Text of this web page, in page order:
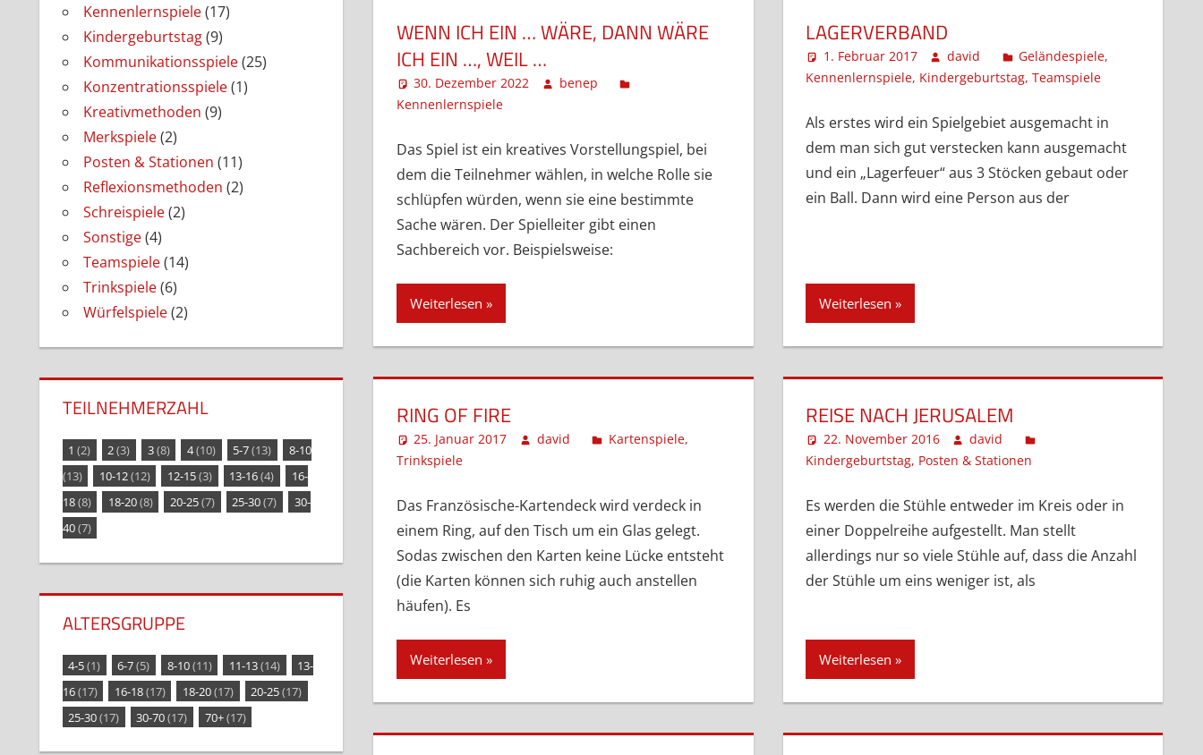
WENN ICH EIN … WÄRE, DANN WÄRE
ICH EIN …, WEIL …
30. Dezember 2022
benep
Kennenlernspiele
Das Spiel ist ein kreatives Vorstellungspiel, bei
dem die Teilnehmer wählen, in welche Rolle sie
schlüpfen würden, wenn sie eine bestimmte
Sache wären. Der Spielleiter gibt einen
Sachbereich vor. Beispielsweise:
Weiterlesen
LAGERVERBAND
1. Februar 2017 david Geländespiele,
Kennenlernspiele, Kindergeburtstag,Teamspiele
Als erstes wird ein Spielgebiet ausgemacht in
dem man sich gut verstecken kann ausgemacht
und ein „Lagerfeuer“ aus 3 Stöcken gebaut oder
ein Ball. Dann wird eine Person aus der
Weiterlesen
RING OF FIRE
25. Januar 2017 david Kartenspiele,
Trinkspiele
Das Französische-Kartendeck wird verdeck in
einem Ring, auf den Tisch um ein Glas gelegt.
Sodas zwischen den Karten keine Lücke entsteht
(die Karten können sich ruhig auch anstellen
häufen). Es
Weiterlesen
REISE NACH JERUSALEM
22. November 2016
david
Kindergeburtstag, Posten & Stationen
Es werden die Stühle entweder im Kreis oder in
einer Doppelreihe aufgestellt. Man stellt
allerdings nur so viele Stühle auf, dass die Anzahl
der Stühle um eins weniger ist, als
Weiterlesen
Kennenlernspiele(17)
Kindergeburtstag(9)
Kommunikationsspiele(25)
Konzentrationsspiele(1)
Kreativmethoden (9)
Merkspiele(2)
Posten & Stationen (11)
Reflexionsmethoden (2)
Schreispiele(2)
Sonstige(4)
Teamspiele(14)
Trinkspiele(6)
Würfelspiele(2)
TEILNEHMERZAHL
1 (2) 2(3) 3(8) 4(10) 5-7(13)
8-10
(13)
10-12(12) 12-15(3) 13-16(4)
16-
18(8) 18-20(8) 20-25(7) 25-30(7)
30-
40(7)
ALTERSGRUPPE
4-5(1) 6-7(5) 8-10(11) 11-13(14)
13-
16(17) 16-18(17) 18-20(17) 20-25(17)
25-30(17) 30-70(17) 70+(17)